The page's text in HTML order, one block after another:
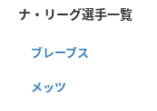
ナ・リーグ選手一覧
ブレーブス
メッツ